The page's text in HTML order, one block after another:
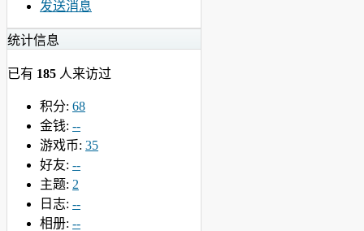
发送消息
统计信息
已有 185 人来访过
积分: 68
金钱: --
游戏币: 35
好友: --
主题: 2
日志: --
相册: --